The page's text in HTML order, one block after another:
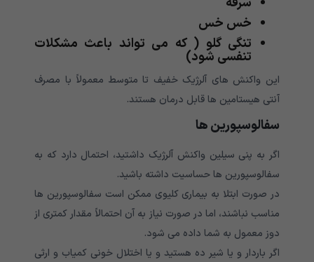
خس خس
تنگی گلو ( که می تواند باعث مشکلات
تنفسی شود)
این واکنش های آلرژیک خفیف تا متوسط ​​معمولاً با مصرف
آنتی هیستامین ها قابل درمان هستند.
سفالوسپورینها
اگر به پنی سیلین واکنش آلرژیک داشتید، احتمال دارد که به
سفالوسپورین ها حساسیت داشته باشید.
در صورت ابتلا به بیماری کلیوی ممکن است سفالوسپورین ها
مناسب نباشند، اما در صورت نیاز به آن احتمالاً مقدار کمتری از
دوز معمول به شما داده می شود.
اگر باردار و یا شیر ده هستید و یا اختلال خونی کمیاب و ارثی